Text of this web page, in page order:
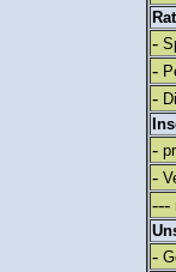
-
-
-
-
-
---
-